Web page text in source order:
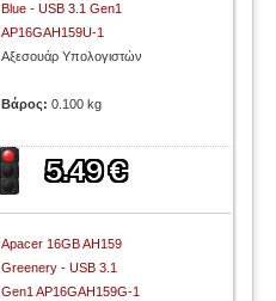
Blue - USB 3.1 Gen1
AP16GAH159U-1
Αξεσουάρ Υπολογιστών
Βάρος:0.100 kg
Apacer 16GB AH159
Greenery - USB 3.1
Gen1 AP16GAH159G-1